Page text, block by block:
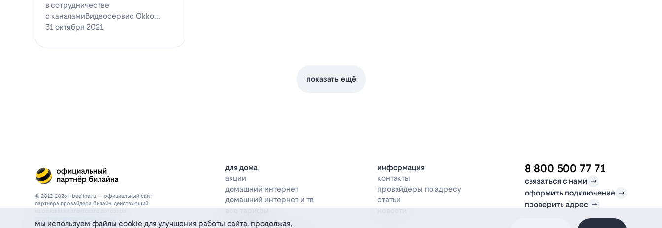
в сотрудничестве
с каналамиВидеосервис Okko
заявил о готовности приступ…
31 октября 2021
показать ещё
© 2012-2026 l-beeline.ru — официальный сайт
партнера провайдера билайн, действующий
политика конфиденциальности
для дома
акции
домашний интернет
домашний интернет и тв
все тарифы
оборудование
информация
контакты
провайдеры по адресу
статьи
новости
8 800 500 77 71
связаться с нами
оформить подключение
проверить адрес
мы используем файлы cookie для улучшения работы сайта. продолжая,